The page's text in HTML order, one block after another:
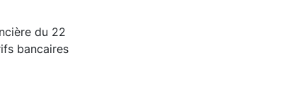
du 22
bancaires